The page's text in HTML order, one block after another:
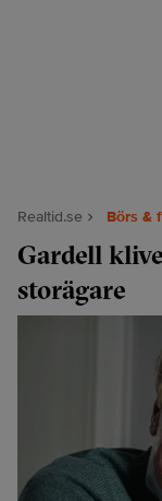
Realtid.se Börs &
Gardell
storägare